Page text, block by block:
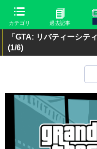
カテゴリ 過去記事
「GTA: リバティーシテ
(1/6)